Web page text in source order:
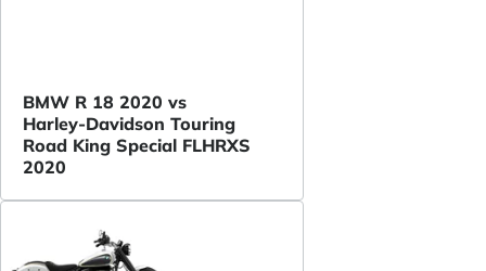
BMW R 18 2020 vs
Harley-Davidson Touring
Road King Special FLHRXS
2020